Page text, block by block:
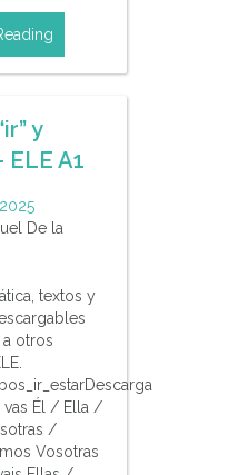
y
ELE A1
De la
textos y
otros
vas Él / Ella /
/
Vosotras